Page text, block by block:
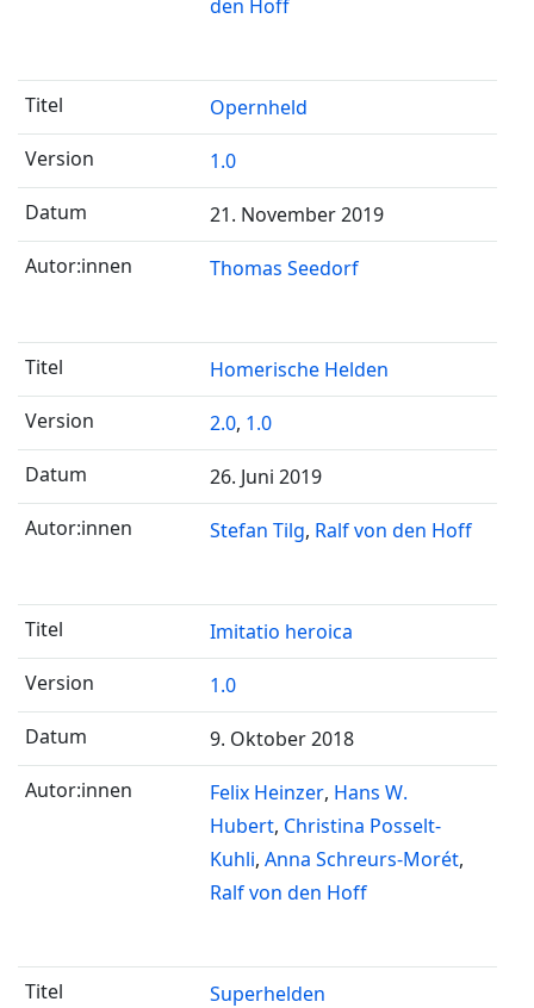
den Hoff
Opernheld
1.0
21. November 2019
Thomas Seedorf
Homerische Helden
2.0, 1.0
26. Juni 2019
Stefan Tilg Ralf von den Hoff
Imitatio heroica
1.0
9. Oktober 2018
Felix Heinzer Hans W.
Hubert Christina Posselt-
Kuhli Anna Schreurs-Morét
Ralf von den Hoff
Superhelden